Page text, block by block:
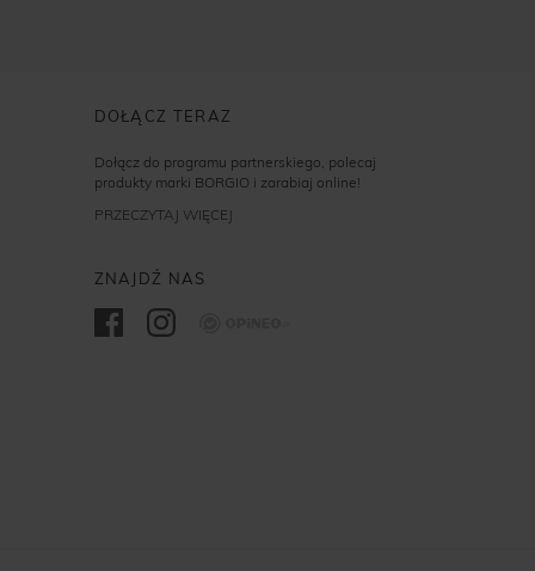
DOŁĄCZ TERAZ
Dołącz do programu partnerskiego, polecaj
produkty marki BORGIO i zarabiaj online!
PRZECZYTAJ WIĘCEJ
ZNAJDŹ NAS